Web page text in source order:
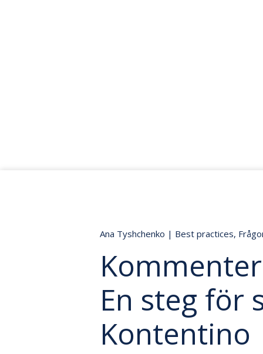
Ana Tyshchenko | Best practices,
En steg för
Kontentino